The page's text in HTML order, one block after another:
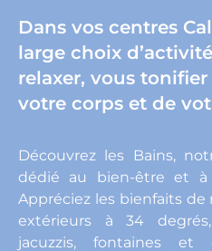
Dans vos centres
large choix
relaxer, vous
votre corps et de
Découvrez les Bains,
dédié au bien-être et à
Appréciez les bienfaits
extérieurs à 34
jacuzzis, fontaines et